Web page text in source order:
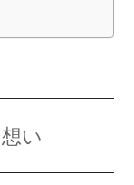
い